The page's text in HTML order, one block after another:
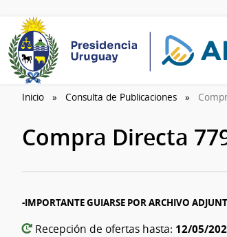
Inicio Consulta de Publicaciones
Compra Directa
-IMPORTANTE GUIARSE POR ARCHIVO
Recepción de ofertas hasta: 12/05/